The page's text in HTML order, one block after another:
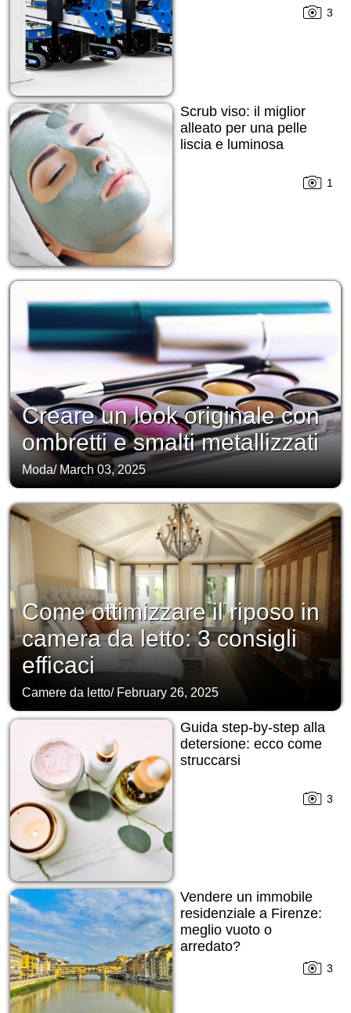
3
Scrub viso: il miglior
alleato per una pelle
liscia e luminosa
1
Creare un look originale con
ombretti e smalti metallizzati
Moda/ March 03, 2025
Come ottimizzare il riposo in
camera da letto: 3 consigli
efficaci
Camere da letto/ February 26, 2025
Guida step-by-step alla
detersione: ecco come
struccarsi
3
Vendere un immobile
residenziale a Firenze:
meglio vuoto o
arredato?
3